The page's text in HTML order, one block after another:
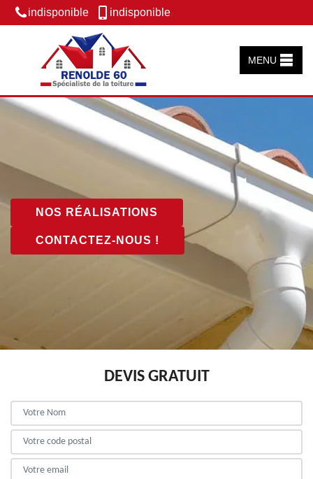
indisponible indisponible
MENU
NOS RÉALISATIONS
CONTACTEZ-NOUS !
DEVIS GRATUIT